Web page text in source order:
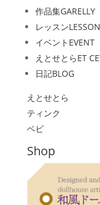
作品集GARELLY
レッスンLESSON
イベント EVENT
えとせとらET
日記BLOG
えとせとら
ティンク
ベビ
Shop